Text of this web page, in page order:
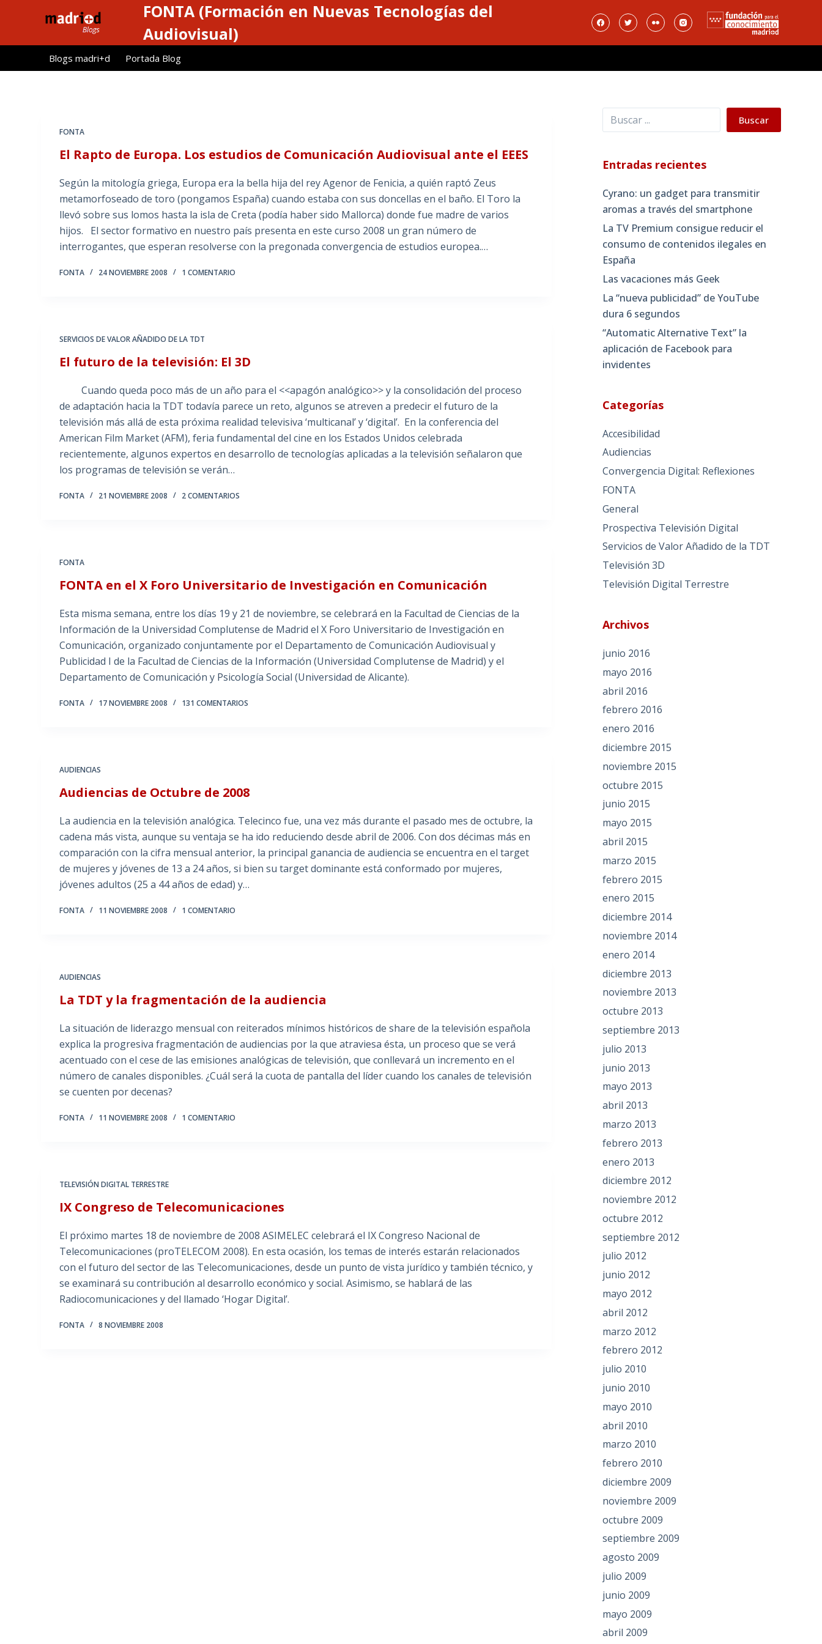
l
FONTA (Formación en Nuevas Tecnologías del
Audiovisual)
Blogs madri+d Portada Blog
FONTA
El Rapto de Europa. Los estudios de Comunicación Audiovisual ante el EEES
Según la mitología griega, Europa era la bella hija del rey Agenor de Fenicia, a quién raptó Zeus
metamorfoseado de toro (pongamos España) cuando estaba con sus doncellas en el baño. El Toro la
llevó sobre sus lomos hasta la isla de Creta (podía haber sido Mallorca) donde fue madre de varios
hijos. El sector formativo en nuestro país presenta en este curso 2008 un gran número de
interrogantes, que esperan resolverse con la pregonada convergencia de estudios europea.…
FONTA 24 NOVIEMBRE 2008 1 COMENTARIO
SERVICIOS DE VALOR AÑADIDO DE LA TDT
El futuro de la televisión: El 3D
Cuando queda poco más de un año para el <<apagón analógico>> y la consolidación del proceso
de adaptación hacia la TDT todavía parece un reto, algunos se atreven a predecir el futuro de la
televisión más allá de esta próxima realidad televisiva ‘multicanal’ y ‘digital’. En la conferencia del
American Film Market (AFM), feria fundamental del cine en los Estados Unidos celebrada
recientemente, algunos expertos en desarrollo de tecnologías aplicadas a la televisión señalaron que
los programas de televisión se verán…
FONTA 21 NOVIEMBRE 2008 2 COMENTARIOS
FONTA
FONTA en el X Foro Universitario de Investigación en Comunicación
Esta misma semana, entre los días 19 y 21 de noviembre, se celebrará en la Facultad de Ciencias de la
Información de la Universidad Complutense de Madrid el X Foro Universitario de Investigación en
Comunicación, organizado conjuntamente por el Departamento de Comunicación Audiovisual y
Publicidad I de la Facultad de Ciencias de la Información (Universidad Complutense de Madrid) y el
Departamento de Comunicación y Psicología Social (Universidad de Alicante).
FONTA 17 NOVIEMBRE 2008 131 COMENTARIOS
AUDIENCIAS
Audiencias de Octubre de 2008
La audiencia en la televisión analógica. Telecinco fue, una vez más durante el pasado mes de octubre, la
cadena más vista, aunque su ventaja se ha ido reduciendo desde abril de 2006. Con dos décimas más en
comparación con la cifra mensual anterior, la principal ganancia de audiencia se encuentra en el target
de mujeres y jóvenes de 13 a 24 años, si bien su target dominante está conformado por mujeres,
jóvenes adultos (25 a 44 años de edad) y…
FONTA 11 NOVIEMBRE 2008 1 COMENTARIO
AUDIENCIAS
La TDT y la fragmentación de la audiencia
La situación de liderazgo mensual con reiterados mínimos históricos de share de la televisión española
explica la progresiva fragmentación de audiencias por la que atraviesa ésta, un proceso que se verá
acentuado con el cese de las emisiones analógicas de televisión, que conllevará un incremento en el
número de canales disponibles. ¿Cuál será la cuota de pantalla del líder cuando los canales de televisión
se cuenten por decenas?
FONTA 11 NOVIEMBRE 2008 1 COMENTARIO
TELEVISIÓN DIGITAL TERRESTRE
IX Congreso de Telecomunicaciones
El próximo martes 18 de noviembre de 2008 ASIMELEC celebrará el IX Congreso Nacional de
Telecomunicaciones (proTELECOM 2008). En esta ocasión, los temas de interés estarán relacionados
con el futuro del sector de las Telecomunicaciones, desde un punto de vista jurídico y también técnico, y
se examinará su contribución al desarrollo económico y social. Asimismo, se hablará de las
Radiocomunicaciones y del llamado ‘Hogar Digital’.
FONTA 8 NOVIEMBRE 2008
Buscar Buscar
Entradas recientes
Cyrano: un gadget para transmitir
aromas a través del smartphone
La TV Premium consigue reducir el
consumo de contenidos ilegales en
España
Las vacaciones más Geek
La “nueva publicidad” de YouTube
dura 6 segundos
“Automatic Alternative Text” la
aplicación de Facebook para
invidentes
Categorías
Accesibilidad
Audiencias
Convergencia Digital: Reflexiones
FONTA
General
Prospectiva Televisión Digital
Servicios de Valor Añadido de la TDT
Televisión 3D
Televisión Digital Terrestre
Archivos
junio 2016
mayo 2016
abril 2016
febrero 2016
enero 2016
diciembre 2015
noviembre 2015
octubre 2015
junio 2015
mayo 2015
abril 2015
marzo 2015
febrero 2015
enero 2015
diciembre 2014
noviembre 2014
enero 2014
diciembre 2013
noviembre 2013
octubre 2013
septiembre 2013
julio 2013
junio 2013
mayo 2013
abril 2013
marzo 2013
febrero 2013
enero 2013
diciembre 2012
noviembre 2012
octubre 2012
septiembre 2012
julio 2012
junio 2012
mayo 2012
abril 2012
marzo 2012
febrero 2012
julio 2010
junio 2010
mayo 2010
abril 2010
marzo 2010
febrero 2010
diciembre 2009
noviembre 2009
octubre 2009
septiembre 2009
agosto 2009
julio 2009
junio 2009
mayo 2009
abril 2009